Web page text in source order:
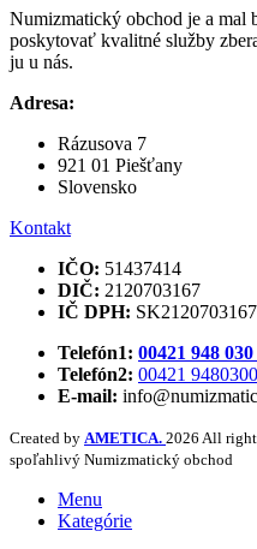
Numizmatický obchod je a mal
poskytovať kvalitné služby
ju u nás.
Adresa:
Rázusova 7
921 01 Piešťany
Slovensko
Kontakt
IČO: 51437414
DIČ: 2120703167
IČ DPH: SK2120703167
Telefón1: 00421 948
Telefón2: 00421
E-mail:
Created by AMETICA. 2026 All
spoľahlivý Numizmatický obchod
Menu
Kategórie